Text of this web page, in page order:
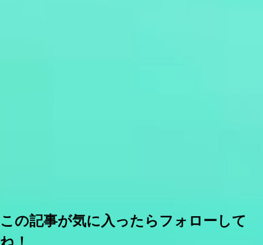
この記事が気に入ったらフォローして
ね！